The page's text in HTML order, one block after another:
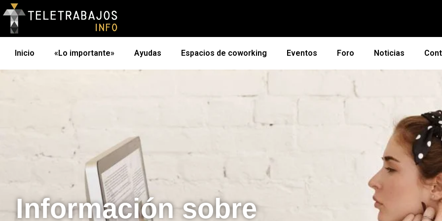
Inicio «Lo importante» Ayudas Espacios de coworking Eventos Foro Noticias
Información sobre